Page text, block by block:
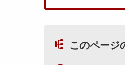
このページ